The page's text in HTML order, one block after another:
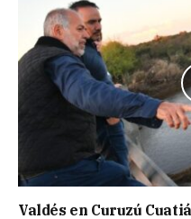
Valdés en Curuzú